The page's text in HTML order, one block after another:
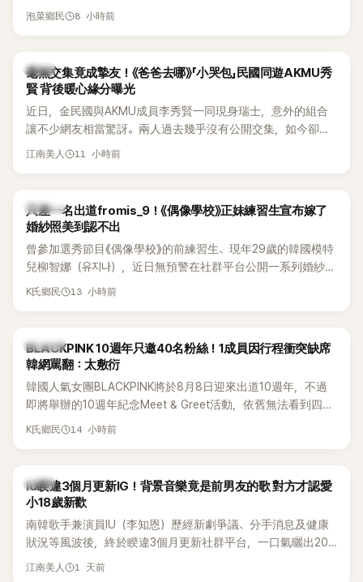
員包攬了前三名，展現了她們在女性社群中的高人氣。
泡菜鄉民 8 小時前
韓星
毫無交集竟成摯友！《爸爸去哪》「小哭包」民國同遊AKMU秀
賢 背後暖心緣分曝光
近日，金民國與AKMU成員李秀賢一同現身瑞士，意外的組合
讓不少網友相當驚訝。兩人過去幾乎沒有公開交集，如今卻一
起踏上瑞士之旅，也讓粉絲紛紛好奇：「他們到底是怎麼認識
江南美人 11 小時前
K-POP
只差一名出道fromis_9！《偶像學校》正妹練習生宣布嫁了
婚紗照美到認不出
曾參加選秀節目《偶像學校》的前練習生、現年29歲的韓國模特
兒柳智娜（유지나），近日無預警在社群平台公開一系列婚紗
照，親自宣布即將步入婚姻，消息曝光後讓不少曾追看節目的
K氏鄉民 13 小時前
K-POP
BLACKPINK 10週年只邀40名粉絲！1成員因行程衝突缺席
韓網罵翻：太敷衍
韓國人氣女團BLACKPINK將於8月8日迎來出道10週年，不過
即將舉辦的10週年紀念Meet & Greet活動，依舊無法看到四人
合體。根據韓媒《MyDaily》7日報導，當天將由Jisoo（智秀）、
K氏鄉民 14 小時前
韓星
IU睽違3個月更新IG！背景音樂竟是前男友的歌 對方才認愛
小18歲新歡
南韓歌手兼演員IU（李知恩）歷經新劇爭議、分手消息及健康
狀況等風波後，終於睽違3個月更新社群平台，一口氣曬出20
張近況照，讓大批粉絲又驚又喜。不過，比起照片本身，更引
江南美人 1 天前